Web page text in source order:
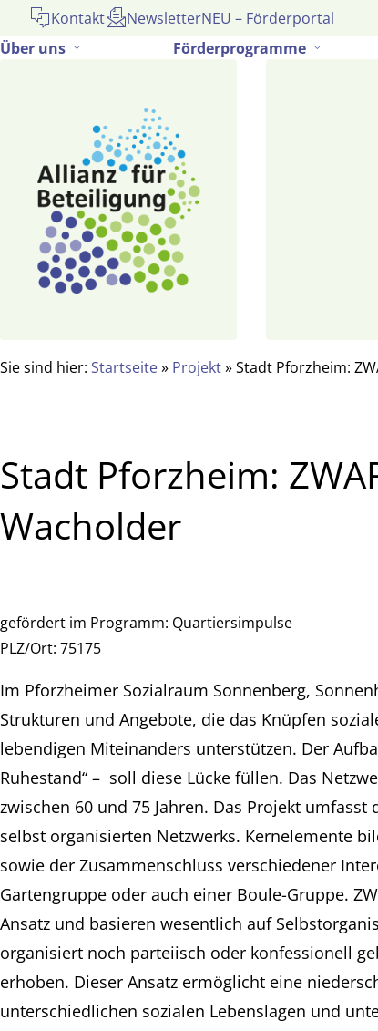
Gehe
Inhalt
Kontakt NewsletterNEU – Förderportal
Über uns
Förderprogramme
Sie sind hier: Startseite» Projekt»Stadt Pforzheim:
Stadt Pforzheim:
Wacholder
gefördert im Programm: Quartiersimpulse
PLZ/Ort: 75175
Im Pforzheimer Sozialraum Sonnenberg,
Strukturen und Angebote, die das Knüpfen
lebendigen Miteinanders unterstützen. Der
Ruhestand“ – soll diese Lücke füllen. Das
zwischen 60 und 75 Jahren. Das Projekt
selbst organisierten Netzwerks. Kernelemente
sowie der Zusammenschluss verschiedener
Gartengruppe oder auch einer Boule-Gruppe.
Ansatz und basieren wesentlich auf
organisiert noch parteiisch oder konfessionell
erhoben. Dieser Ansatz ermöglicht eine
unterschiedlichen sozialen Lebenslagen und